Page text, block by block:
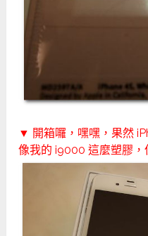
▼ 開箱囉，嘿嘿，果然
像我的 i9000 這麼塑膠，